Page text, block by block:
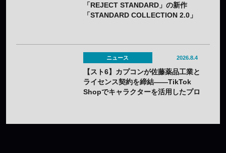
「REJECT STANDARD」の新作
「STANDARD COLLECTION 2.0」
ニュース 2026.8.4
【スト6】カプコンが佐藤薬品工業と
ライセンス契約を締結——TikTok
Shopでキャラクターを活用したプロ